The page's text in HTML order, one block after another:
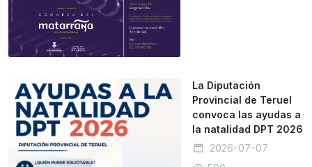
La Diputación
Provincial de Teruel
convoca las ayudas a
la natalidad DPT 2026
2026-07-07